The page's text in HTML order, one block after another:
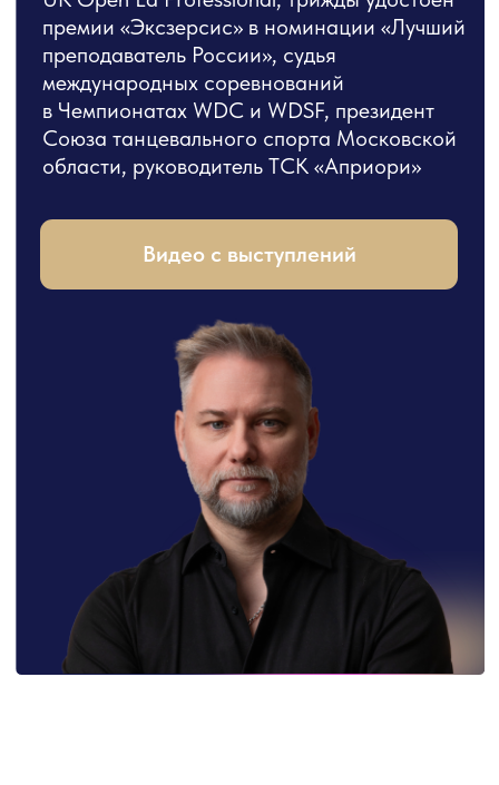
Видео с выступлений
Воспитанники
Победители Первенства
Московской области
категории «Молодежь»
Победители первенства